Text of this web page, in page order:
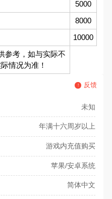
5000
8000
10000
参考，如与实际不
情况为准！
反馈
未知
年满十六周岁以上
游戏内充值购买
苹果/安卓系统
简体中文